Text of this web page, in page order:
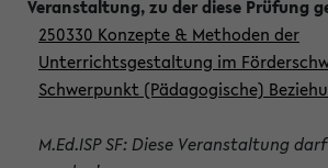
250330 Konzepte & Methoden der
Unterrichtsgestaltung im
Schwerpunkt (Pädagogische)
M.Ed.ISP SF: Diese Veranstaltung